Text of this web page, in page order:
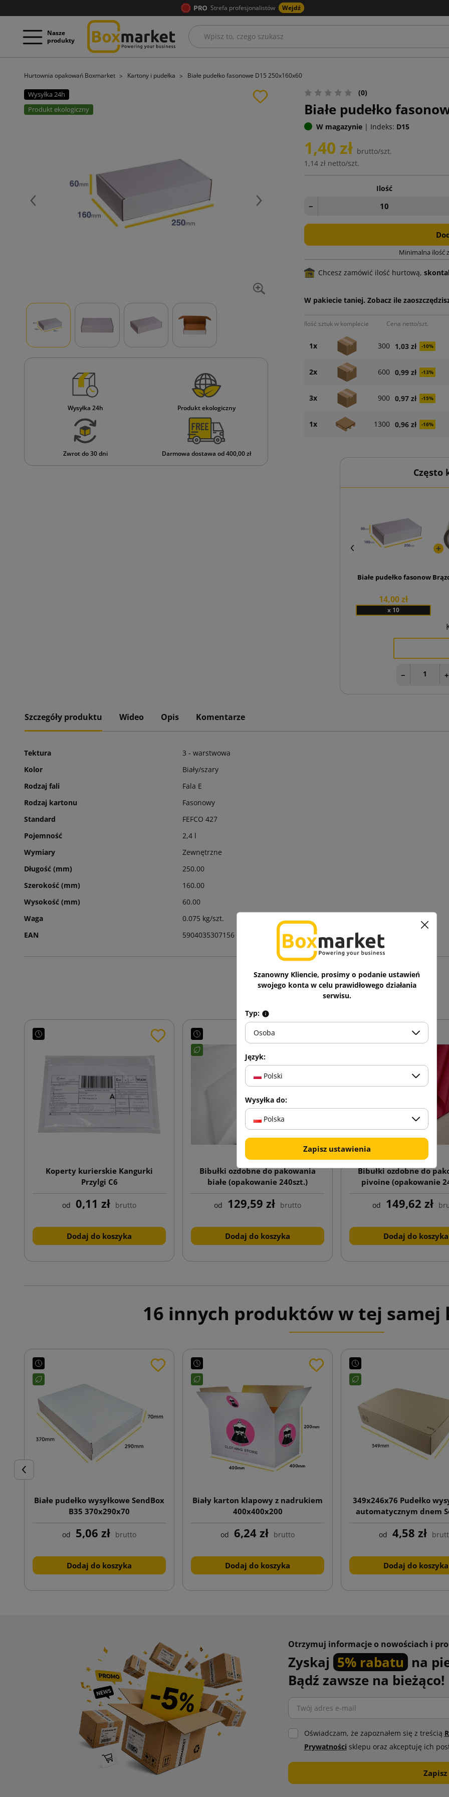
Strefa profesjonalistów Wejdź
Nasze
produkty
Hurtownia opakowań Boxmarket Kartony i pudełka Białe pudełko fasonowe D15 250x160x60
Wysyłka 24h
Produkt ekologiczny
Poprzedni Następny
Wysyłka 24h Produkt ekologiczny
Zwrot do 30 dni Darmowa dostawa od 400,00 zł
(0)
Białe pudełko
W magazynie| Indeks: D15
1,40 zł brutto/szt.
1,14 zł netto/szt.
Ilość
−
Minimalna ilość
Chcesz zamówić ilość hurtową,
W pakiecie taniej. Zobacz ile
Ilość sztuk w komplecie Cena netto/szt.
1x 300 1,03 zł -10%
2x 600 0,99 zł -13%
3x 900 0,97 zł -15%
1x 1300 0,96 zł -16%
Często
Białe pudełko fasonowe
14,00 zł
x 10
− +
Szczegóły produktu Wideo Opis Komentarze
Tektura
3 - warstwowa
Kolor
Biały/szary
Rodzaj fali
Fala E
Rodzaj kartonu
Fasonowy
Standard
FEFCO 427
Pojemność
2,4 l
Wymiary
Zewnętrzne
Długość (mm)
250.00
Szerokość (mm)
160.00
Wysokość (mm)
60.00
Waga
0.075 kg/szt.
EAN
5904035307156
Zobacz także
Koperty kurierskie Kangurki
Przylgi C6
od 0,11 zł brutto
Dodaj do koszyka
Bibułki ozdobne do pakowania
białe (opakowanie 240szt.)
od 129,59 zł brutto
Dodaj do koszyka
Bibułki ozdobne do
pivoine (opakowanie
od 149,62 zł
Dodaj do koszyka
16 innych produktów w tej samej
Poprzedni
Białe pudełko wysyłkowe SendBox
B35 370x290x70
od 5,06 zł brutto
Dodaj do koszyka
Biały karton klapowy z nadrukiem
400x400x200
od 6,24 zł brutto
Dodaj do koszyka
349x246x76 Pudełko
automatycznym dnem
S46 ECO
od 4,58 zł
Dodaj do koszyka
Otrzymuj informacje o nowościach i
Zyskaj 5% rabatu na
Bądź zawsze na bieżąco!
Oświadczam, że zapoznałem się z treścią
Prywatności sklepu oraz akceptuję ich
Szanowny Kliencie, prosimy o podanie ustawień
swojego konta w celu prawidłowego działania
serwisu.
Typ:
Osoba
Język:
Polski
Wysyłka do:
Polska
Zapisz ustawienia